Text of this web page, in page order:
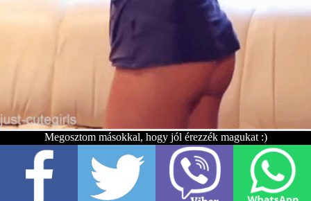
Megosztom másokkal, hogy jól érezzék magukat :)